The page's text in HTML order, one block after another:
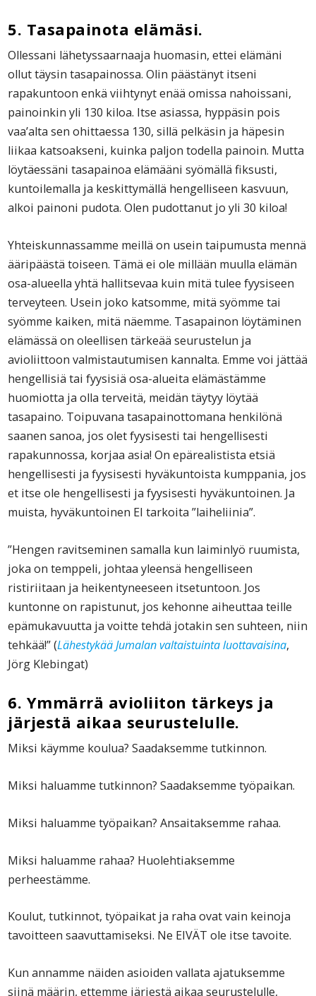
5. Tasapainota elämäsi.
Ollessani lähetyssaarnaaja huomasin, ettei elämäni
ollut täysin tasapainossa. Olin päästänyt itseni
rapakuntoon enkä viihtynyt enää omissa nahoissani,
painoinkin yli 130 kiloa. Itse asiassa, hyppäsin pois
vaa’alta sen ohittaessa 130, sillä pelkäsin ja häpesin
liikaa katsoakseni, kuinka paljon todella painoin. Mutta
löytäessäni tasapainoa elämääni syömällä fiksusti,
kuntoilemalla ja keskittymällä hengelliseen kasvuun,
alkoi painoni pudota. Olen pudottanut jo yli 30 kiloa!
Yhteiskunnassamme meillä on usein taipumusta mennä
ääripäästä toiseen. Tämä ei ole millään muulla elämän
osa-alueella yhtä hallitsevaa kuin mitä tulee fyysiseen
terveyteen. Usein joko katsomme, mitä syömme tai
syömme kaiken, mitä näemme. Tasapainon löytäminen
elämässä on oleellisen tärkeää seurustelun ja
avioliittoon valmistautumisen kannalta. Emme voi jättää
hengellisiä tai fyysisiä osa-alueita elämästämme
huomiotta ja olla terveitä, meidän täytyy löytää
tasapaino. Toipuvana tasapainottomana henkilönä
saanen sanoa, jos olet fyysisesti tai hengellisesti
rapakunnossa, korjaa asia! On epärealistista etsiä
hengellisesti ja fyysisesti hyväkuntoista kumppania, jos
et itse ole hengellisesti ja fyysisesti hyväkuntoinen. Ja
muista, hyväkuntoinen EI tarkoita ”laiheliinia”.
”Hengen ravitseminen samalla kun laiminlyö ruumista,
joka on temppeli, johtaa yleensä hengelliseen
ristiriitaan ja heikentyneeseen itsetuntoon. Jos
kuntonne on rapistunut, jos kehonne aiheuttaa teille
epämukavuutta ja voitte tehdä jotakin sen suhteen, niin
tehkää!” (Lähestykää Jumalan valtaistuinta luottavaisina,
Jörg Klebingat)
6. Ymmärrä avioliiton tärkeys ja
järjestä aikaa seurustelulle.
Miksi käymme koulua? Saadaksemme tutkinnon.
Miksi haluamme tutkinnon? Saadaksemme työpaikan.
Miksi haluamme työpaikan? Ansaitaksemme rahaa.
Miksi haluamme rahaa? Huolehtiaksemme
perheestämme.
Koulut, tutkinnot, työpaikat ja raha ovat vain keinoja
tavoitteen saavuttamiseksi. Ne EIVÄT ole itse tavoite.
Kun annamme näiden asioiden vallata ajatuksemme
siinä määrin, ettemme järjestä aikaa seurustelulle,